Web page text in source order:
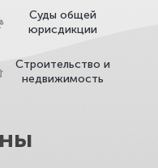
Суды общей
юрисдикции
Строительство и
недвижимость